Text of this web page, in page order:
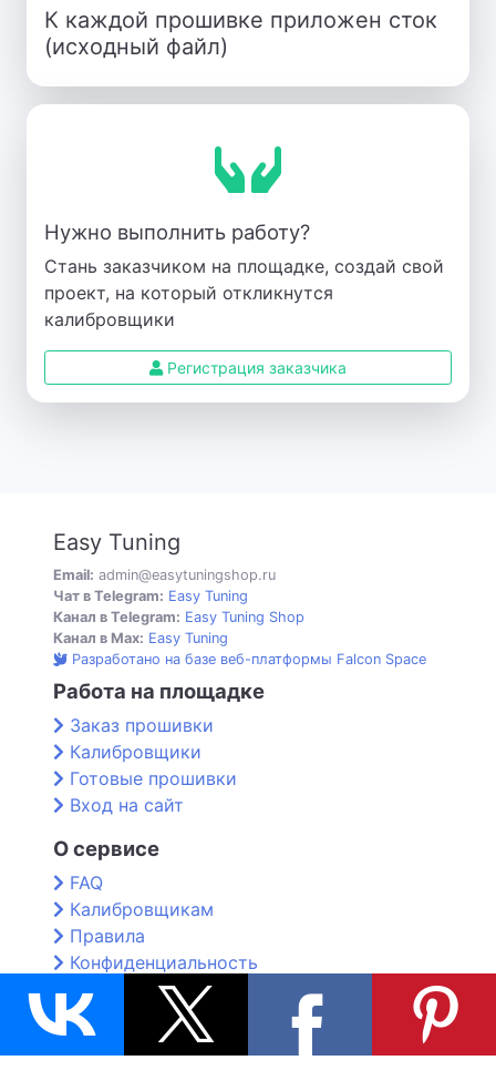
К каждой прошивке приложен сток
(исходный файл)
Нужно выполнить работу?
Стань заказчиком на площадке, создай свой
проект, на который откликнутся
калибровщики
Регистрация заказчика
Easy Tuning
Email: admin@easytuningshop.ru
Чат в Telegram: Easy Tuning
Канал в Telegram: Easy Tuning Shop
Канал в Max: Easy Tuning
Разработано на базе веб-платформы Falcon Space
Работа на площадке
Заказ прошивки
Калибровщики
Готовые прошивки
Вход на сайт
О сервисе
FAQ
Калибровщикам
Правила
Конфиденциальность
Контакты